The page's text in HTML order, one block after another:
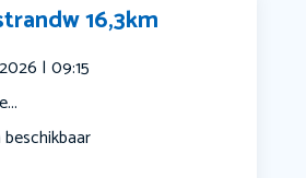
16,3km
| 09:15
beschikbaar